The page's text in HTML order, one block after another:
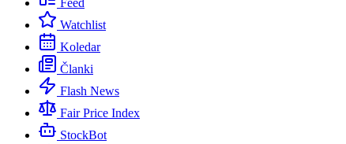
Feed
Watchlist
Koledar
Članki
Flash News
Fair Price Index
StockBot